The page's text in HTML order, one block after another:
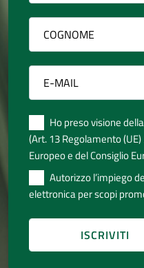
Ho preso visione
(Art. 13 Regolamento
Europeo e del Consiglio
Autorizzo l’impiego
elettronica per scopi